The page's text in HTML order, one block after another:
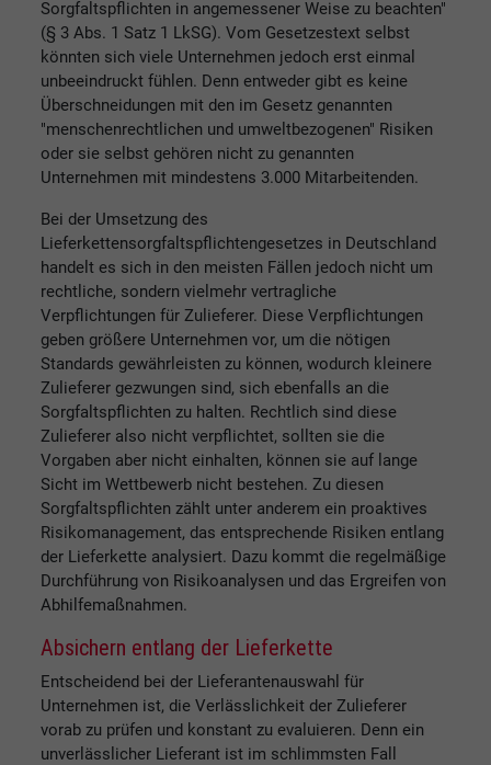
Sorgfaltspflichten in angemessener Weise zu beachten"
(§ 3 Abs. 1 Satz 1 LkSG). Vom Gesetzestext selbst
könnten sich viele Unternehmen jedoch erst einmal
unbeeindruckt fühlen. Denn entweder gibt es keine
Überschneidungen mit den im Gesetz genannten
"menschenrechtlichen und umweltbezogenen" Risiken
oder sie selbst gehören nicht zu genannten
Unternehmen mit mindestens 3.000 Mitarbeitenden.
Bei der Umsetzung des
Lieferkettensorgfaltspflichtengesetzes in Deutschland
handelt es sich in den meisten Fällen jedoch nicht um
rechtliche, sondern vielmehr vertragliche
Verpflichtungen für Zulieferer. Diese Verpflichtungen
geben größere Unternehmen vor, um die nötigen
Standards gewährleisten zu können, wodurch kleinere
Zulieferer gezwungen sind, sich ebenfalls an die
Sorgfaltspflichten zu halten. Rechtlich sind diese
Zulieferer also nicht verpflichtet, sollten sie die
Vorgaben aber nicht einhalten, können sie auf lange
Sicht im Wettbewerb nicht bestehen. Zu diesen
Sorgfaltspflichten zählt unter anderem ein proaktives
Risikomanagement, das entsprechende Risiken entlang
der Lieferkette analysiert. Dazu kommt die regelmäßige
Durchführung von Risikoanalysen und das Ergreifen von
Abhilfemaßnahmen.
Absichern entlang der Lieferkette
Entscheidend bei der Lieferantenauswahl für
Unternehmen ist, die Verlässlichkeit der Zulieferer
vorab zu prüfen und konstant zu evaluieren. Denn ein
unverlässlicher Lieferant ist im schlimmsten Fall